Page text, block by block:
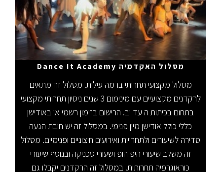
מסלול האקדמיה Dance It Academy
מסלול מקצועי תחרותי ברמה עילית. מסלול זה מתאים
לרקדנים מקצועיים עם מינימום 3 שנים ניסיון תחרותי מקצועי
בתחום בכיתות ה עד יב. הרישום בזימון רשמי או באודישן
כללי כולל אודישן מיון פנימי. במסלול זה יש חובת הגעה
סדירה לשיעורים ולתחרויות ואירועים חיצוניים ופנימיים. מסלול
זה משלב שיעורי היפ הופ ושעורי טכניקה ובנוסף שיעורי
כוראוגרפיה תחרותית. במסלול זה הרקדנים יקבלו גם